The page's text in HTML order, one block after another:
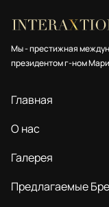
Мы - престижная
президентом г-ном
Главная
О нас
Галерея
Предлагаемые